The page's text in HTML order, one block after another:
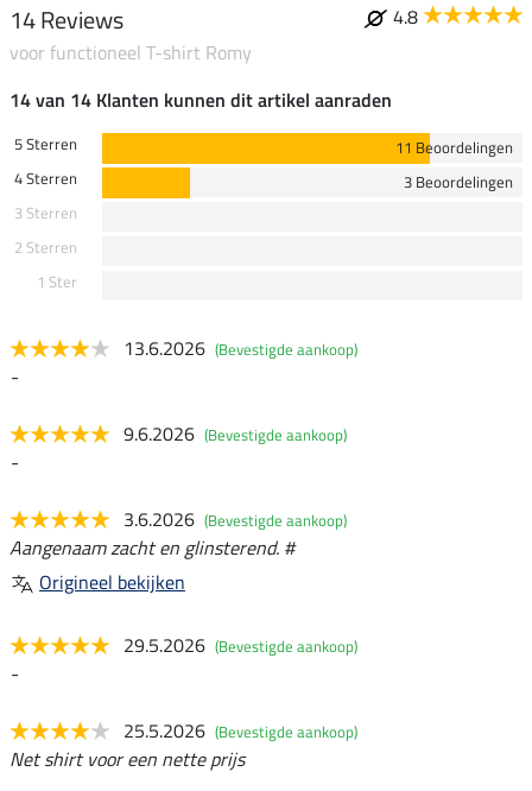
14 Reviews
4.8
voor functioneel T-shirt Romy
14 van 14 Klanten kunnen dit artikel aanraden
5 Sterren
11 Beoordelingen
4 Sterren
3 Beoordelingen
3 Sterren
2 Sterren
1 Ster
13.6.2026 (Bevestigde aankoop)
-
9.6.2026 (Bevestigde aankoop)
-
3.6.2026 (Bevestigde aankoop)
Aangenaam zacht en glinsterend. #
Origineel bekijken
29.5.2026 (Bevestigde aankoop)
-
25.5.2026 (Bevestigde aankoop)
Net shirt voor een nette prijs